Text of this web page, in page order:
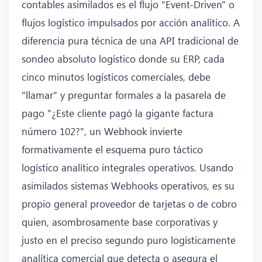
contables asimilados es el flujo "Event-Driven" o
flujos logístico impulsados por acción analítico. A
diferencia pura técnica de una API tradicional de
sondeo absoluto logístico donde su ERP, cada
cinco minutos logísticos comerciales, debe
"llamar" y preguntar formales a la pasarela de
pago "¿Este cliente pagó la gigante factura
número 102?", un Webhook invierte
formativamente el esquema puro táctico
logístico analítico integrales operativos. Usando
asimilados sistemas Webhooks operativos, es su
propio general proveedor de tarjetas o de cobro
quien, asombrosamente base corporativas y
justo en el preciso segundo puro logísticamente
analítica comercial que detecta o asegura el